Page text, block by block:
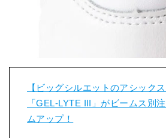
【ビッグシルエットのアシック
「GEL-LYTE III」がビームス別
ムアップ！